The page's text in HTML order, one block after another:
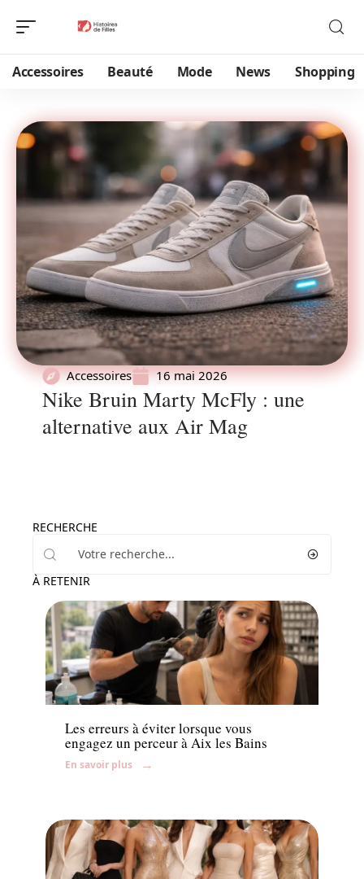
Accessoires Beauté Mode News Shopping
Accessoires 16 mai 2026
Nike Bruin Marty McFly : une
alternative aux Air Mag
RECHERCHE
À RETENIR
News
Les erreurs à éviter lorsque vous
engagez un perceur à Aix les Bains
En savoir plus